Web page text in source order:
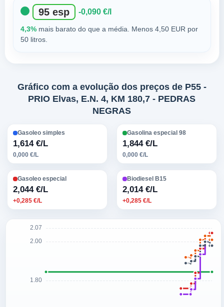
95 esp -0,090 €/l
4,3%mais barato do que a média. Menos 4,50 EUR por
50 litros.
Gráfico com a evolução dos preços de P55 -
PRIO Elvas, E.N. 4, KM 180,7 - PEDRAS
NEGRAS
Gasoleo simples
1,614 €/L
0,000 €/L
Gasolina especial 98
1,844 €/L
0,000 €/L
Gasoleo especial
2,044 €/L
+0,285 €/L
Biodiesel B15
2,014 €/L
+0,285 €/L